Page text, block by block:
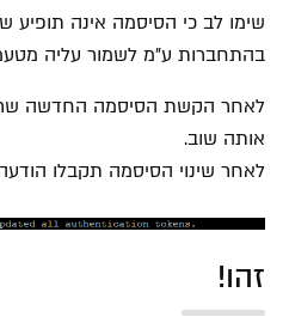
שימו לב כי הסיסמה אינה
בהתחברות ע"מ לשמור עליה
לאחר הקשת הסיסמה החדשה
אותה שוב.
לאחר שינוי הסיסמה תקבלו
זהו!